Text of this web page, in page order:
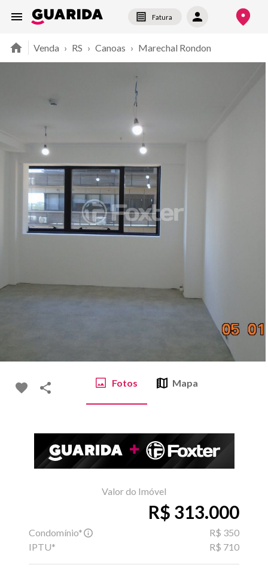
Fatura
Venda › RS › Canoas › Marechal Rondon
Fotos Mapa
Valor do Imóvel
R$ 313.000
Condomínio*
R$ 350
IPTU*
R$ 710